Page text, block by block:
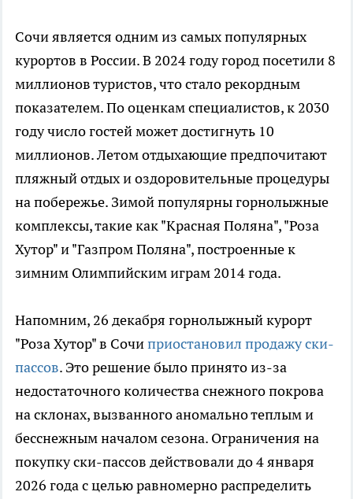
Сочи является одним из самых популярных
курортов в России. В 2024 году город посетили 8
миллионов туристов, что стало рекордным
показателем. По оценкам специалистов, к 2030
году число гостей может достигнуть 10
миллионов. Летом отдыхающие предпочитают
пляжный отдых и оздоровительные процедуры
на побережье. Зимой популярны горнолыжные
комплексы, такие как "Красная Поляна", "Роза
Хутор" и "Газпром Поляна", построенные к
зимним Олимпийским играм 2014 года.
Напомним, 26 декабря горнолыжный курорт
"Роза Хутор" в Сочиприостановил продажу ски-
пассов. Это решение было принято из-за
недостаточного количества снежного покрова
на склонах, вызванного аномально теплым и
бесснежным началом сезона. Ограничения на
покупку ски-пассов действовали до 4 января
2026 года с целью равномерно распределить